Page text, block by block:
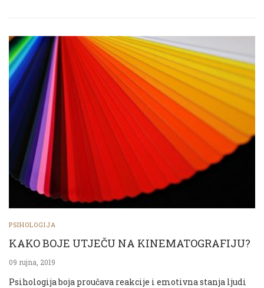
PSIHOLOGIJA
KAKO BOJE UTJEČU NA KINEMATOGRAFIJU?
09 rujna, 2019
Psihologija boja proučava reakcije i emotivna stanja ljudi